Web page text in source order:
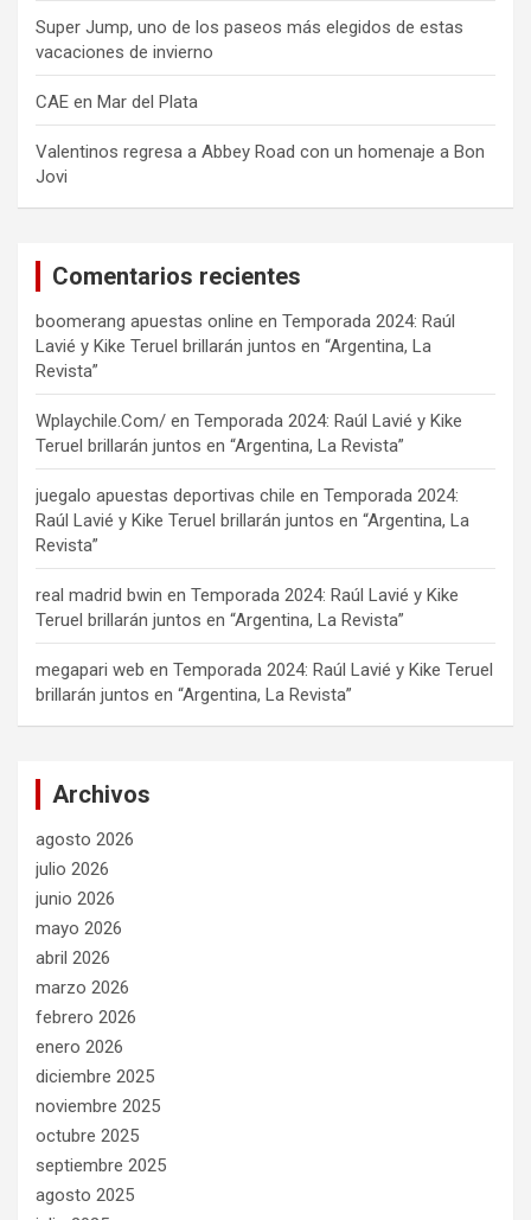
Super Jump, uno de los paseos más elegidos de estas
vacaciones de invierno
CAE en Mar del Plata
Valentinos regresa a Abbey Road con un homenaje a Bon
Jovi
Comentarios recientes
boomerang apuestas online en Temporada 2024: Raúl
Lavié y Kike Teruel brillarán juntos en “Argentina, La
Revista”
Wplaychile.Com/ en Temporada 2024: Raúl Lavié y Kike
Teruel brillarán juntos en “Argentina, La Revista”
juegalo apuestas deportivas chile en Temporada 2024:
Raúl Lavié y Kike Teruel brillarán juntos en “Argentina, La
Revista”
real madrid bwin en Temporada 2024: Raúl Lavié y Kike
Teruel brillarán juntos en “Argentina, La Revista”
megapari web en Temporada 2024: Raúl Lavié y Kike Teruel
brillarán juntos en “Argentina, La Revista”
Archivos
agosto 2026
julio 2026
junio 2026
mayo 2026
abril 2026
marzo 2026
febrero 2026
enero 2026
diciembre 2025
noviembre 2025
octubre 2025
septiembre 2025
agosto 2025